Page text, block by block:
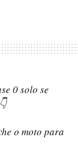
0 solo se
o moto para